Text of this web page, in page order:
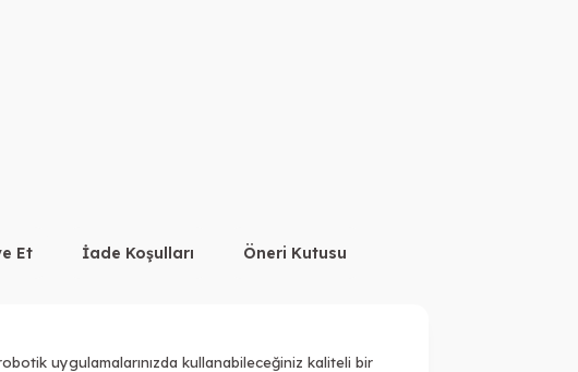
Et İade Koşulları Öneri Kutusu
uygulamalarınızda kullanabileceğiniz kaliteli bir